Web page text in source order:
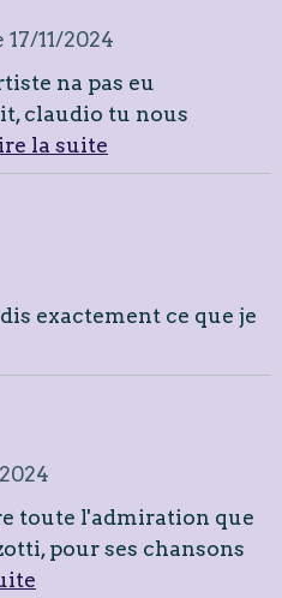
17/11/2024
na pas eu
claudio tu nous
la suite
exactement ce que je
toute l'admiration que
pour ses chansons